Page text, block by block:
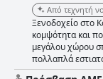
μικροπροβλήματα
καθαριότητα του
ευγενική υπηρεσία
επαίνους για τον
με εξατομικευμένη
προσφέρει επίσης
Από τεχνητή
Ξενοδοχείο στο
κομψότητα και
μεγάλου χώρου
πολλαπλά